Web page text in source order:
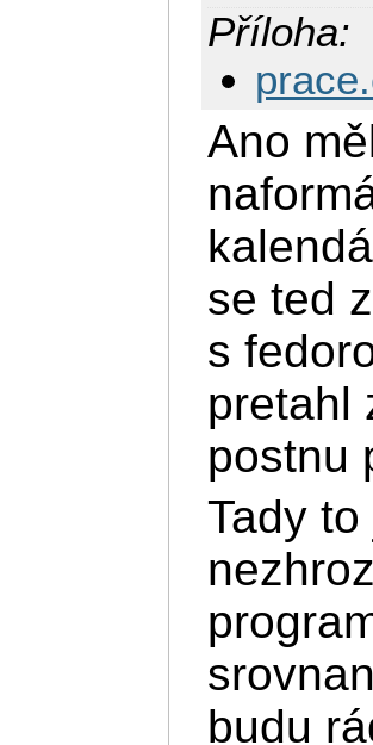
Příloha:
Ano
se ted
s
pretahl
postnu
Tady
budu